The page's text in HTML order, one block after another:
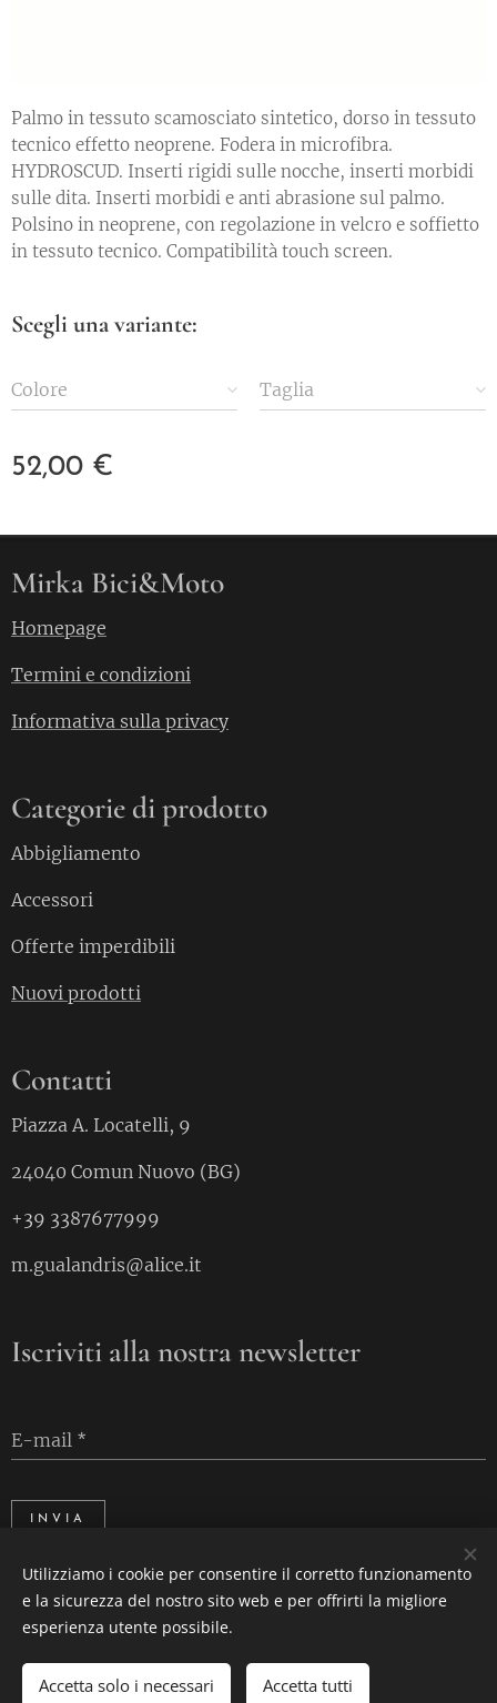
Palmo in tessuto scamosciato sintetico, dorso in tessuto
tecnico effetto neoprene. Fodera in microfibra.
HYDROSCUD. Inserti rigidi sulle nocche, inserti morbidi
sulle dita. Inserti morbidi e anti abrasione sul palmo.
Polsino in neoprene, con regolazione in velcro e soffietto
in tessuto tecnico. Compatibilità touch screen.
Scegli una variante:
Colore Taglia
52,00 €
AGGIUNGI AL CARRELLO
Mirka Bici&Moto
Homepage
Termini e condizioni
Informativa sulla privacy
Categorie di prodotto
Abbigliamento
Accessori
Offerte imperdibili
Nuovi prodotti
Contatti
Piazza A. Locatelli, 9
24040 Comun Nuovo (BG)
+39 3387677999
m.gualandris@alice.it
Iscriviti alla nostra newsletter
E-mail
INVIA
Utilizziamo i cookie per consentire il corretto funzionamento
e la sicurezza del nostro sito web e per offrirti la migliore
esperienza utente possibile.
Accetta solo i necessari Accetta tutti